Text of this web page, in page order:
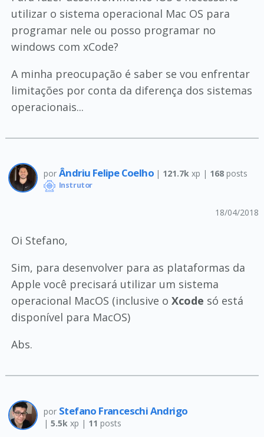
utilizar o sistema operacional Mac OS para
programar nele ou posso programar no
windows com xCode?
A minha preocupação é saber se vou enfrentar
limitações por conta da diferença dos sistemas
operacionais...
por Ândriu Felipe Coelho | 121.7k xp | 168 posts
Instrutor
18/04/2018
Oi Stefano,
Sim, para desenvolver para as plataformas da
Apple você precisará utilizar um sistema
operacional MacOS (inclusive o Xcode só está
disponível para MacOS)
Abs.
por Stefano Franceschi Andrigo
| 5.5kxp | 11 posts